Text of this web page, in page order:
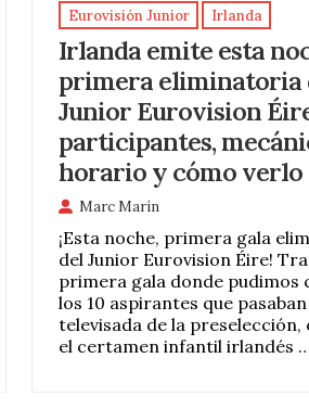
Eurovisión Junior Irlanda
Irlanda emite esta
primera eliminatoria
Junior Eurovision
participantes,
horario y cómo verlo
Marc Marín
¡Esta noche, primera gala
del Junior Eurovision Éire!
primera gala donde pudimos
los 10 aspirantes que
televisada de la preselección,
el certamen infantil irlandés